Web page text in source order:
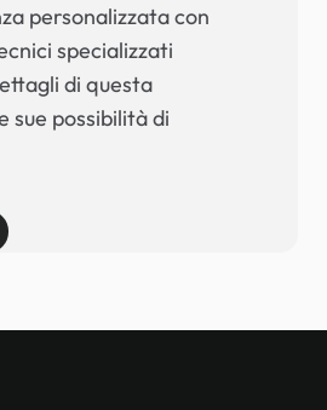
personalizzata con
specializzati
di questa
sue possibilità di